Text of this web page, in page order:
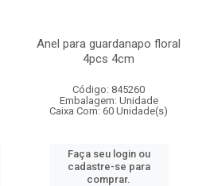
Anel para guardanapo floral
4pcs 4cm
Código: 845260
Embalagem: Unidade
Caixa Com: 60 Unidade(s)
Faça seu login ou
cadastre-se para
comprar.